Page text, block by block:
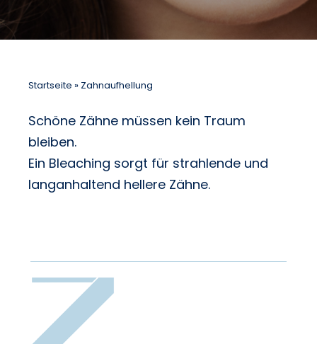
Notdienst
Startseite » Zahnaufhellung
Schöne Zähne müssen kein Traum
bleiben.
Ein Bleaching sorgt für strahlende und
langanhaltend hellere Zähne.